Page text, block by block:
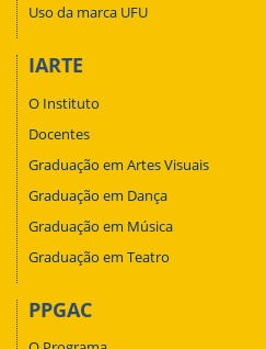
Uso da marca UFU
IARTE
O Instituto
Docentes
Graduação em Artes Visuais
Graduação em Dança
Graduação em Música
Graduação em Teatro
PPGAC